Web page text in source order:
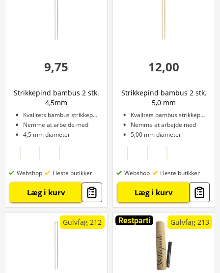
9,75
Strikkepind bambus 2 stk.
4,5mm
Kvalitets bambus strikkepind
Nemme at arbejde med
4,5 mm diameter
Webshop Fleste butikker
Læg i kurv
12,00
Strikkepind bambus 2 stk.
5,0 mm
Kvalitets bambus strikkepind
Nemme at arbejde med
5,00 mm diameter
Webshop Fleste butikker
Læg i kurv
Gulvfag 212 Restparti Gulvfag 213